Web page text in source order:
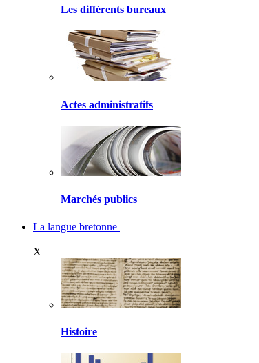
Les différents bureaux
Actes administratifs
Marchés publics
La langue bretonne
X
Histoire